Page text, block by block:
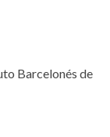
Barcelonés de